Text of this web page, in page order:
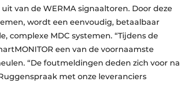
van de WERMA signaaltoren. Door deze
wordt een eenvoudig, betaalbaar
MDC systemen. “Tijdens de
een van de voornaamste
“De foutmeldingen deden zich voor na
met onze leveranciers